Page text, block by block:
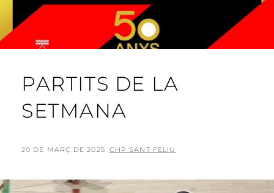
PARTITS DE LA
SETMANA
POSTED
20 DE MARÇ DE 2025 BY
CHP SANT FELIU